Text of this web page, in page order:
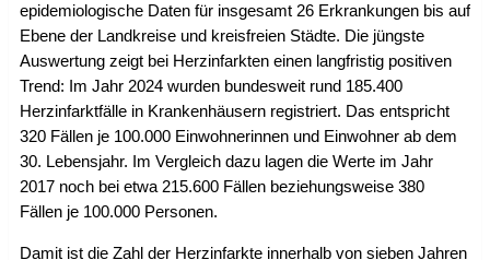
epidemiologische Daten für insgesamt 26 Erkrankungen bis auf
Ebene der Landkreise und kreisfreien Städte. Die jüngste
Auswertung zeigt bei Herzinfarkten einen langfristig positiven
Trend: Im Jahr 2024 wurden bundesweit rund 185.400
Herzinfarktfälle in Krankenhäusern registriert. Das entspricht
320 Fällen je 100.000 Einwohnerinnen und Einwohner ab dem
30. Lebensjahr. Im Vergleich dazu lagen die Werte im Jahr
2017 noch bei etwa 215.600 Fällen beziehungsweise 380
Fällen je 100.000 Personen.
Damit ist die Zahl der Herzinfarkte innerhalb von sieben Jahren